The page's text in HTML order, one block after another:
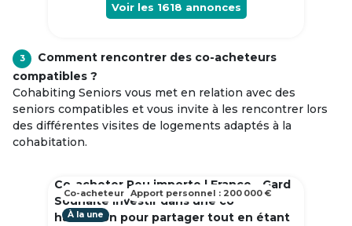
Voir les 1618 annonces
3
Comment rencontrer des co-acheteurs
compatibles ?
Cohabiting Seniors vous met en relation avec des
seniors compatibles et vous invite à les rencontrer lors
des différentes visites de logements adaptés à la
cohabitation.
Co-acheter Peu importe | France - Gard
Souhaite investir dans une co
habitation pour partager tout en étant
À la une
Co-acheteur Apport personnel : 200 000 €